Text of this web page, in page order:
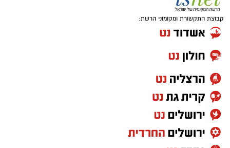
קבוצת התקשורת ומקומוני הרשת: